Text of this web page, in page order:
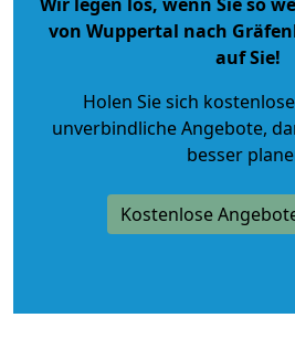
von Wuppertal nach
auf Sie!
Holen Sie sich
unverbindliche Angebote,
besser
Kostenlose